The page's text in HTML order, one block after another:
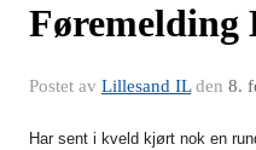
Føremelding
Postet av Lillesand ILden 8.
Har sent i kveld kjørt nok en